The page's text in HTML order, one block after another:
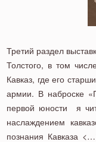
Третий раздел
Толстого, в том
Кавказ, где его
армии. В наброске
первой юности я
наслаждением
познания Кавказа